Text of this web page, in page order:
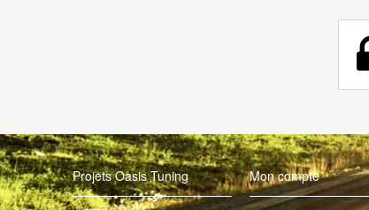
Projets Oasis Tuning Mon compte